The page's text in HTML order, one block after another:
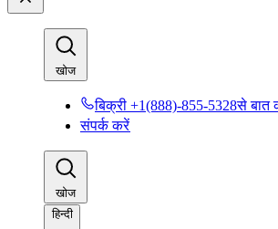
खोज​​
बिक्री +1(888)-855-5328से बात
संपर्क करें​​
खोज​​
हिन्दी